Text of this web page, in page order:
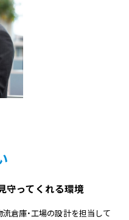
守ってくれる環境
倉庫・工場の設計を担当して